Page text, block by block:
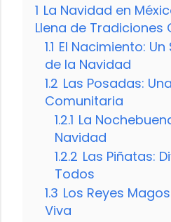
1 La Navidad en
Llena de Tradiciones
1.1 El Nacimiento:
de la Navidad
1.2 Las Posadas:
Comunitaria
1.2.1 La
Navidad
1.2.2 Las Piñatas:
Todos
1.3 Los Reyes
Viva